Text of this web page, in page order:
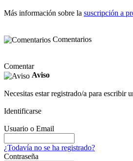
Más información sobre la suscripción a
Comentarios
Comentar
Aviso
Necesitas estar registrado/a para escribir
Identificarse
Usuario o Email
¿Todavía no se ha registrado?
Contraseña